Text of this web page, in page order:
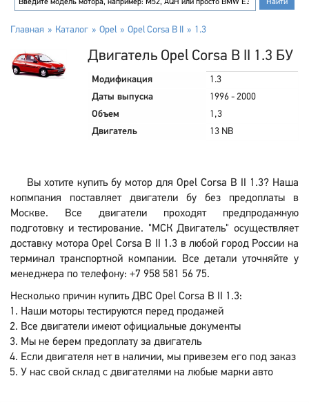
Главная Каталог Opel Opel Corsa B II 1.3
Двигатель Opel Corsa B II 1.3 БУ
Модификация
1.3
Даты выпуска
1996 - 2000
Объем
1,3
Двигатель
13 NB
Вы хотите купить бу мотор для Opel Corsa B II 1.3? Наша
копмпания поставляет двигатели бу без предоплаты в
Москве. Все двигатели проходят предпродажную
подготовку и тестирование. "МСК Двигатель" осуществляет
доставку мотора Opel Corsa B II 1.3 в любой город России на
терминал транспортной компании. Все детали уточняйте у
менеджера по телефону: +7 958 581 56 75.
Несколько причин купить ДВС Opel Corsa B II 1.3:
Наши моторы тестируются перед продажей
Все двигатели имеют официальные документы
Мы не берем предоплату за двигатель
Если двигателя нет в наличии, мы привезем его под заказ
У нас свой склад с двигателями на любые марки авто